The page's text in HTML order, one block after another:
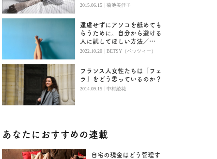
本音
2015.06.15 | 菊池美佳子
遠慮せずにアソコを舐めても
らうために。自分から避ける
人に試してほしい方法／
BETSY
2022.10.20 | BETSY（ベッツィー）
フランス人女性たちは「フェ
ラ」をどう思っているのか？
2014.09.15 | 中村綾花
あなたにおすすめの連載
自宅の現金はどう管理す